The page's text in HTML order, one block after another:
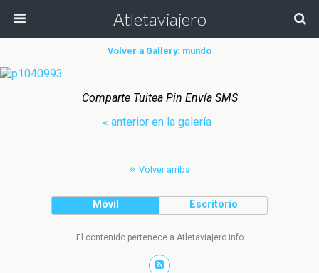
Atletaviajero
Volver a Gallery: mundo
Comparte Tuitea Pin Envía SMS
« anterior en la galería
Volver arriba
Móvil Escritorio
El contenido pertenece a Atletaviajero.info